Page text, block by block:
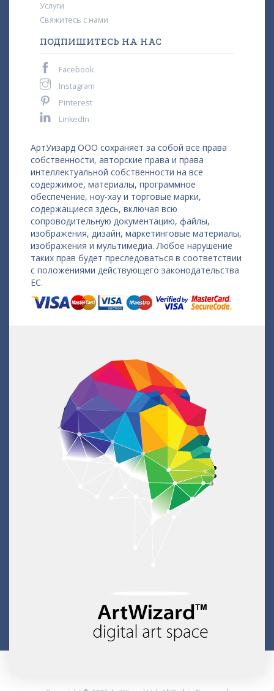
Услуги
Свяжитесь с нами
ПОДПИШИТЕСЬ НА НАС
Facebook
Instagram
Pinterest
LinkedIn
АртУизард ООО сохраняет за собой все права
собственности, авторские права и права
интеллектуальной собственности на все
содержимое, материалы, программное
обеспечение, ноу-хау и торговые марки,
содержащиеся здесь, включая всю
сопроводительную документацию, файлы,
изображения, дизайн, маркетинговые материалы,
изображения и мультимедиа. Любое нарушение
таких прав будет преследоваться в соответствии
с положениями действующего законодательства
ЕС.